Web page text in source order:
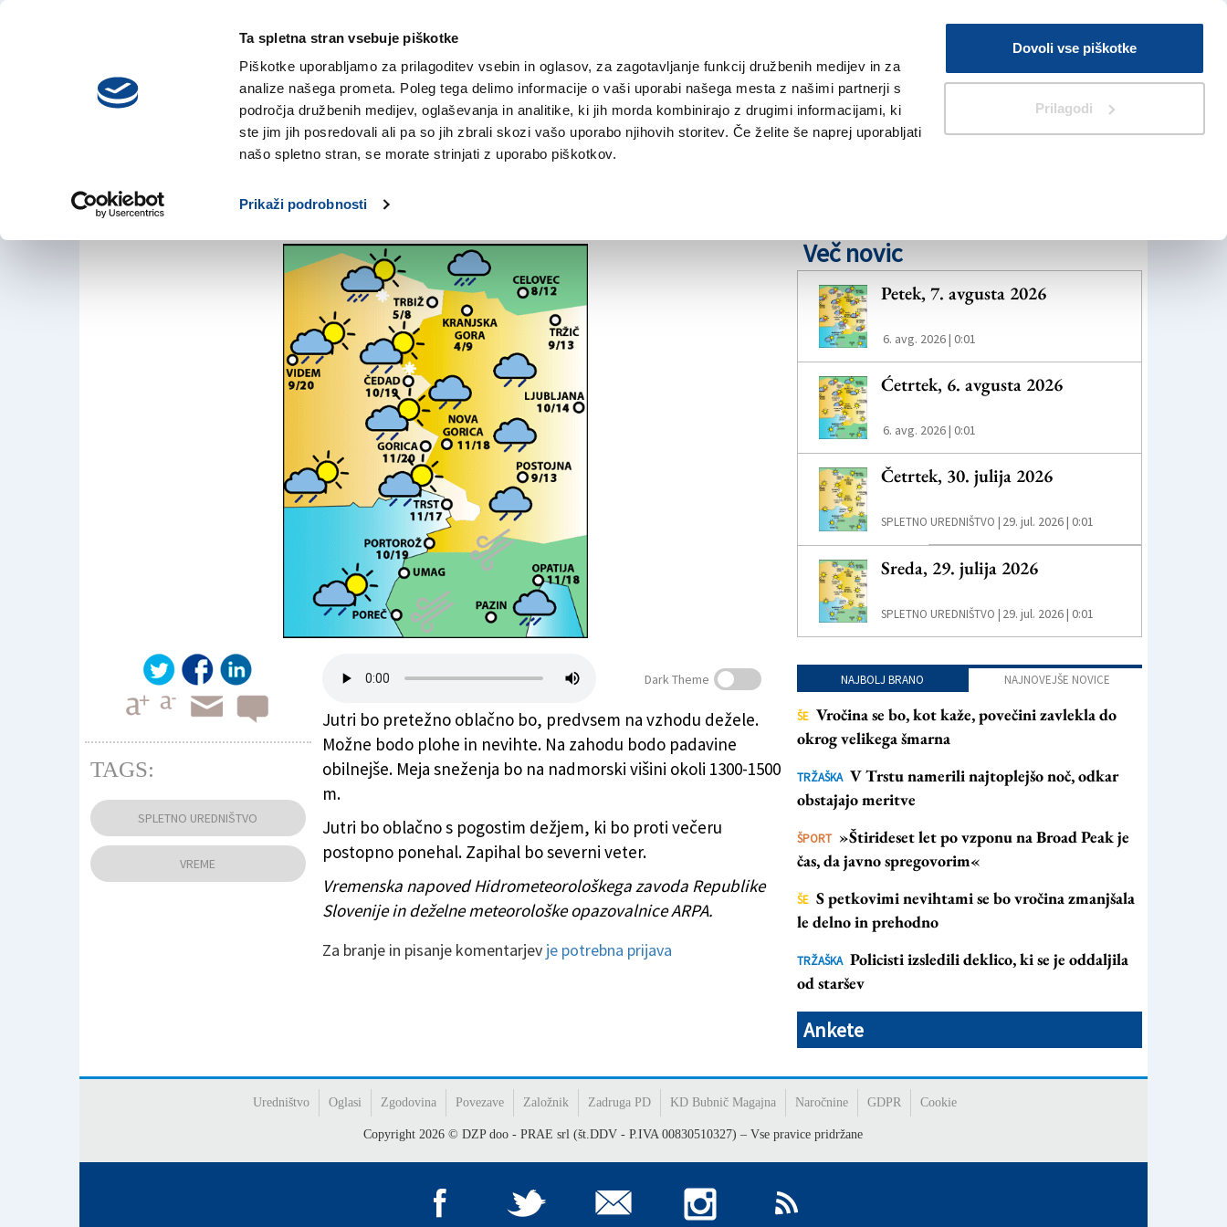
Ta spletna stran vsebuje piškotke
Piškotke uporabljamo za prilagoditev vsebin in oglasov, za zagotavljanje funkcij družbenih medijev in za
analize našega prometa. Poleg tega delimo informacije o vaši uporabi našega mesta z našimi partnerji s
področja družbenih medijev, oglaševanja in analitike, ki jih morda kombinirajo z drugimi informacijami, ki
ste jim jih posredovali ali pa so jih zbrali skozi vašo uporabo njihovih storitev. Če želite še naprej uporabljati
našo spletno stran, se morate strinjati z uporabo piškotkov.
Prikaži podrobnosti
Dovoli vse piškotke
Prilagodi
četrtek,
6. avgusta 2026
V Kioskih
Iskanje
NOVICE TRŽAŠKA GORIŠKA KULTURA ŠPORT ŠE
Sobota, 16. maja 2026
Dark Theme
Jutri bo pretežno oblačno bo, predvsem na vzhodu dežele.
Možne bodo plohe in nevihte. Na zahodu bodo padavine
obilnejše. Meja sneženja bo na nadmorski višini okoli 1300-1500
m.
Jutri bo oblačno s pogostim dežjem, ki bo proti večeru
postopno ponehal. Zapihal bo severni veter.
Vremenska napoved Hidrometeorološkega zavoda Republike
Slovenije in deželne meteorološke opazovalnice ARPA.
Za branje in pisanje komentarjev je potrebna prijava
TAGS:
SPLETNO UREDNIŠTVO
VREME
Več novic
Petek, 7. avgusta 2026
6. avg. 2026 | 0:01
Ćetrtek, 6. avgusta 2026
6. avg. 2026 | 0:01
Četrtek, 30. julija 2026
SPLETNO UREDNIŠTVO | 29. jul. 2026 | 0:01
Sreda, 29. julija 2026
SPLETNO UREDNIŠTVO | 29. jul. 2026 | 0:01
NAJBOLJ BRANO NAJNOVEJŠE NOVICE
ŠE Vročina se bo, kot kaže, povečini zavlekla do
okrog velikega šmarna
TRŽAŠKA V Trstu namerili najtoplejšo noč, odkar
obstajajo meritve
ŠPORT »Štirideset let po vzponu na Broad Peak je
čas, da javno spregovorim«
ŠE S petkovimi nevihtami se bo vročina zmanjšala
le delno in prehodno
TRŽAŠKA Policisti izsledili deklico, ki se je oddaljila
od staršev
Ankete
Uredništvo Oglasi Zgodovina Povezave Založnik Zadruga PD KD Bubnič Magajna Naročnine GDPR Cookie
Copyright 2026 © DZP doo - PRAE srl (št.DDV - P.IVA 00830510327) – Vse pravice pridržane